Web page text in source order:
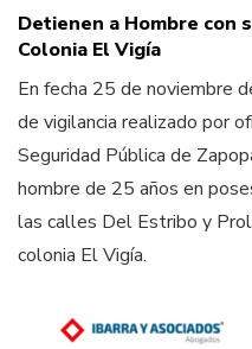
Detienen a Hombre con
Colonia El Vigía
En fecha 25 de noviembre
de vigilancia realizado por
Seguridad Pública de
hombre de 25 años en
las calles Del Estribo y
colonia El Vigía.